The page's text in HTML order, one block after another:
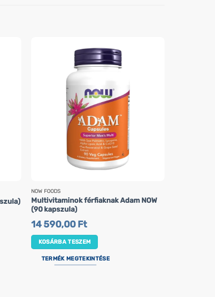
NOW FOODS
Multivitaminok férfiaknak Adam NOW
(90 kapszula)
14 590,00 Ft
KOSÁRBA TESZEM
TERMÉK MEGTEKINTÉSE